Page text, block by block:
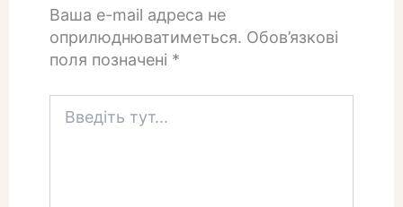
Ваша e-mail адреса не
оприлюднюватиметься. Обов’язкові
поля позначені *
тут...